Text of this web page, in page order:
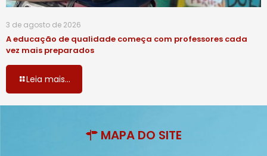
3 de agosto de 2026
A educação de qualidade começa com professores cada
vez mais preparados
Leia mais...
MAPA DO SITE